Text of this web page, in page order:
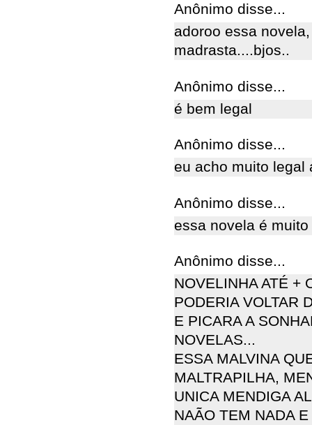
Anônimo disse...
adoroo essa
madrasta....bjos..
Anônimo disse...
é bem legal
Anônimo disse...
eu acho muito legal
Anônimo disse...
essa novela é
Anônimo disse...
NOVELINHA ATÉ +
PODERIA VOLTAR
E PICARA A
NOVELAS...
ESSA MALVINA
MALTRAPILHA,
UNICA MENDIGA
NAÃO TEM NADA